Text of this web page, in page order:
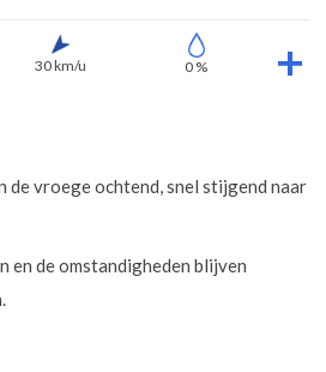
30 km/u 0 %
de vroege ochtend, snel stijgend naar
en de omstandigheden blijven